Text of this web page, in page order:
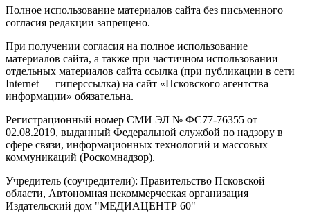
Полное использование материалов сайта без письменного
согласия редакции запрещено.
При получении согласия на полное использование
материалов сайта, а также при частичном использовании
отдельных материалов сайта ссылка (при публикации в сети
Internet — гиперссылка) на сайт «Псковского агентства
информации» обязательна.
Регистрационный номер СМИ ЭЛ № ФС77-76355 от
02.08.2019, выданный Федеральной службой по надзору в
сфере связи, информационных технологий и массовых
коммуникаций (Роскомнадзор).
Учредитель (соучредители): Правительство Псковской
области, Автономная некоммерческая организация
Издательский дом "МЕДИАЦЕНТР 60"